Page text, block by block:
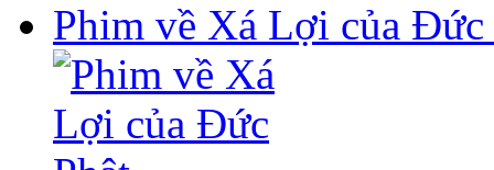
Phim về Xá Lợi của Đức